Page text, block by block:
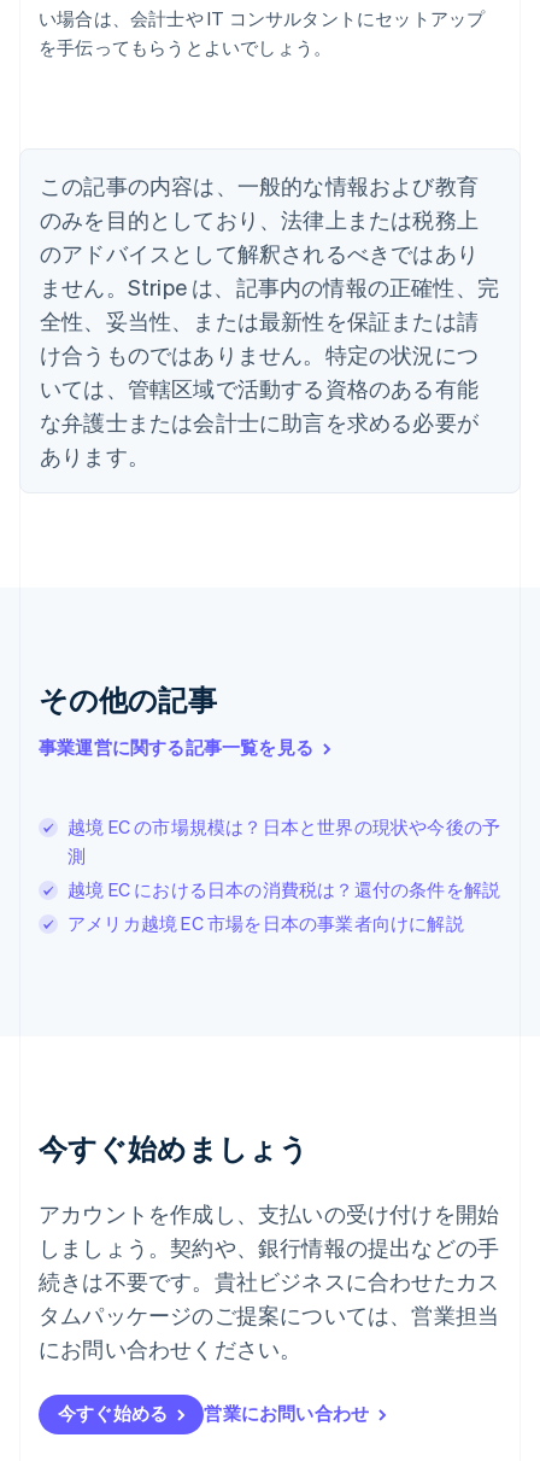
い場合は、会計士や IT コンサルタントにセットアップ
を手伝ってもらうとよいでしょう。
この記事の内容は、一般的な情報および教育
のみを目的としており、法律上または税務上
のアドバイスとして解釈されるべきではあり
ません。Stripe は、記事内の情報の正確性、完
全性、妥当性、または最新性を保証または請
け合うものではありません。特定の状況につ
いては、管轄区域で活動する資格のある有能
な弁護士または会計士に助言を求める必要が
あります。
その他の記事
事業運営に関する記事一覧を見る
越境 EC の市場規模は？日本と世界の現状や今後の予
測
越境 EC における日本の消費税は？還付の条件を解説
アメリカ越境 EC 市場を日本の事業者向けに解説
今すぐ始めましょう
アカウントを作成し、支払いの受け付けを開始
しましょう。契約や、銀行情報の提出などの手
続きは不要です。貴社ビジネスに合わせたカス
タムパッケージのご提案については、営業担当
にお問い合わせください。
今すぐ始める 営業にお問い合わせ
English
アメリカ
イギリス
イタリア
Italiano English
インド
English
エストニア
English
オーストラリア
English
オーストリア
Deutsch English
オランダ
Nederlands
ジブラルタル
English
シンガポール
English简体中文
スウェーデン
Svenska
スペイン
Español English
スロバキア
English
Deutsch English
ニュージーランド
English
ノルウェー
ハンガリー
English
EnglishSvenska
ブラジル